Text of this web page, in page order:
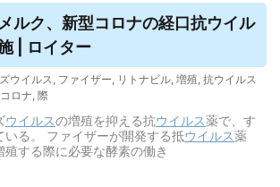
ルク、新型コロナの経口抗ウイル
| ロイター
ウイルス, ファイザー, リトナビル, 増殖, 抗ウイルス
ロナ, 際
ウイルスの増殖を抑える抗ウイルス薬で、す
いる。 ファイザーが開発する抵ウイルス薬
する際に必要な酵素の働き